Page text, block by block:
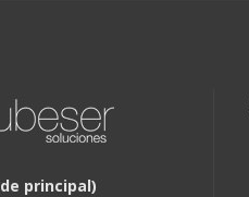
principal)